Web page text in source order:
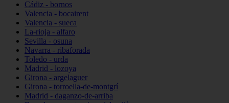
Cádiz - bornos
Valencia - bocairent
Valencia - sueca
La-rioja - alfaro
Sevilla - osuna
Navarra - ribaforada
Toledo - urda
Madrid - lozoya
Girona - argelaguer
Girona - torroella-de-montgrí
Madrid - daganzo-de-arriba